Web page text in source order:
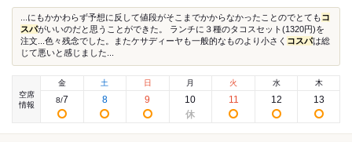
...にもかかわらず予想に反して値段がそこまでかからなかったことのでとてもコ
スパがいいのだと思うことができた。 ランチに３種のタコスセット(1320円)を
注文...色々残念でした。またケサディーヤも一般的なものより小さく コスパは総
じて悪いと感じました...
空席
情報
金
8/7
土
8
日
9
月
10
火
11
水
12
木
13